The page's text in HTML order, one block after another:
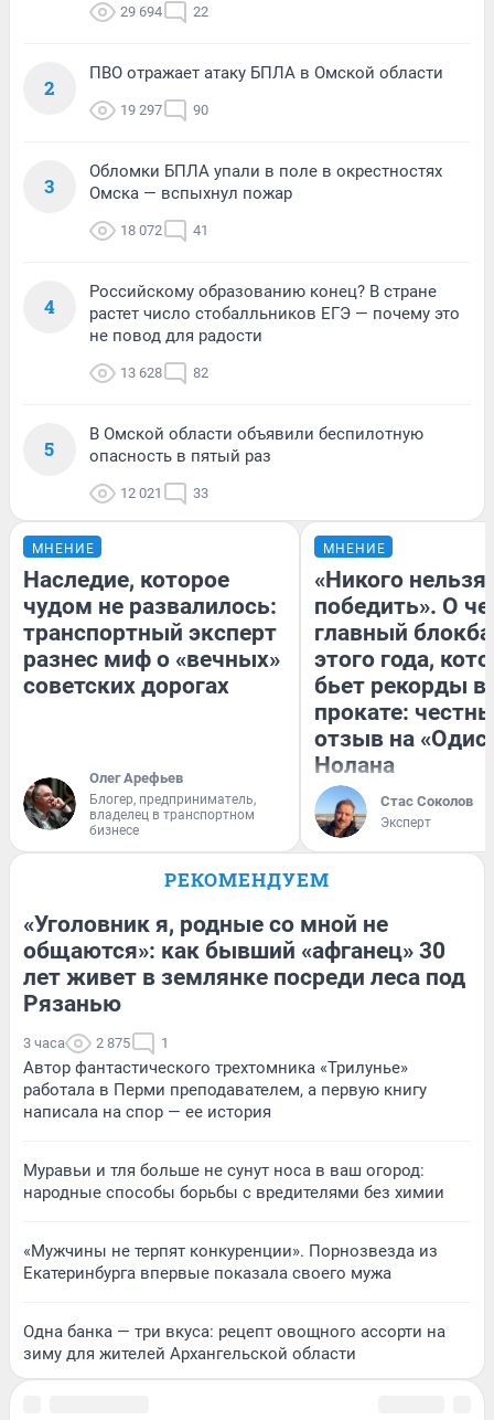
29 694 22
2
ПВО отражает атаку БПЛА в Омской области
19 297 90
3
Обломки БПЛА упали в поле в окрестностях
Омска — вспыхнул пожар
18 072 41
4
Российскому образованию конец? В стране
растет число стобалльников ЕГЭ — почему это
не повод для радости
13 628 82
5
В Омской области объявили беспилотную
опасность в пятый раз
12 021 33
МНЕНИЕ
Наследие, которое
чудом не развалилось:
транспортный эксперт
разнес миф о «вечных»
советских дорогах
Олег Арефьев
Блогер, предприниматель,
владелец в транспортном
бизнесе
МНЕНИЕ
«Никого нельзя
победить». О
главный
этого года,
бьет рекорды в
прокате:
отзыв на
Нолана
Стас Соколов
Эксперт
РЕКОМЕНДУЕМ
«Уголовник я, родные со мной не
общаются»: как бывший «афганец» 30
лет живет в землянке посреди леса под
Рязанью
3 часа 2 875 1
Автор фантастического трехтомника «Трилунье»
работала в Перми преподавателем, а первую книгу
написала на спор — ее история
Муравьи и тля больше не сунут носа в ваш огород:
народные способы борьбы с вредителями без химии
«Мужчины не терпят конкуренции». Порнозвезда из
Екатеринбурга впервые показала своего мужа
Одна банка — три вкуса: рецепт овощного ассорти на
зиму для жителей Архангельской области